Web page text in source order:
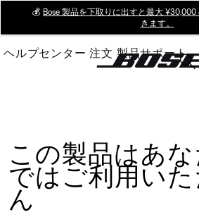
Main
💰 Bose 製品を下取りに出すと最大
きます。
ヘルプセンター 注文 製品サポート
この製品はあ
ではご利用い
ん